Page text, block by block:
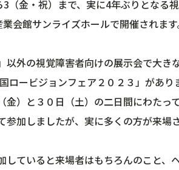
（金・祝）まで、実に4年ぶりとなる
会館サンライズホールで開催されます
以外の視覚障害者向けの展示会で大
ロービジョンフェア２０２３」があり
金）と３０日（土）の二日間にわたっ
参加しましたが、実に多くの方が来場
していると来場者はもちろんのこと、